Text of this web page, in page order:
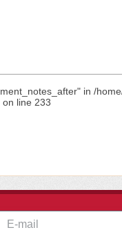
in /
on line 233